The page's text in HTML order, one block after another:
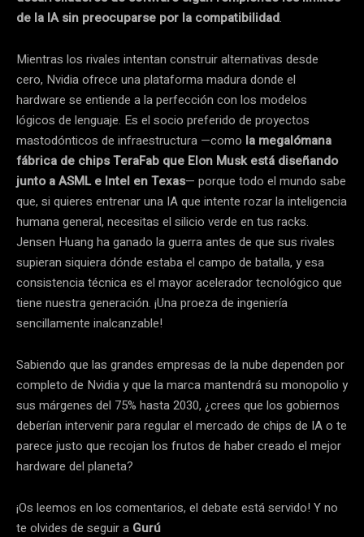
de la IA sin preocuparse por la compatibilidad.
Mientras los rivales intentan construir alternativas desde
cero, Nvidia ofrece una plataforma madura donde el
hardware se entiende a la perfección con los modelos
lógicos de lenguaje. Es el socio preferido de proyectos
mastodónticos de infraestructura —como la megalómana
fábrica de chips TeraFab que Elon Musk está diseñando
junto a ASML e Intel en Texas— porque todo el mundo sabe
que, si quieres entrenar una IA que intente rozar la inteligencia
humana general, necesitas el silicio verde en tus racks.
Jensen Huang ha ganado la guerra antes de que sus rivales
supieran siquiera dónde estaba el campo de batalla, y esa
consistencia técnica es el mayor acelerador tecnológico que
tiene nuestra generación. ¡Una proeza de ingeniería
sencillamente inalcanzable!
Sabiendo que las grandes empresas de la nube dependen por
completo de Nvidia y que la marca mantendrá su monopolio y
sus márgenes del 75% hasta 2030, ¿crees que los gobiernos
deberían intervenir para regular el mercado de chips de IA o te
parece justo que recojan los frutos de haber creado el mejor
hardware del planeta?
¡Os leemos en los comentarios, el debate está servido! Y no
te olvides de seguir a Gurú